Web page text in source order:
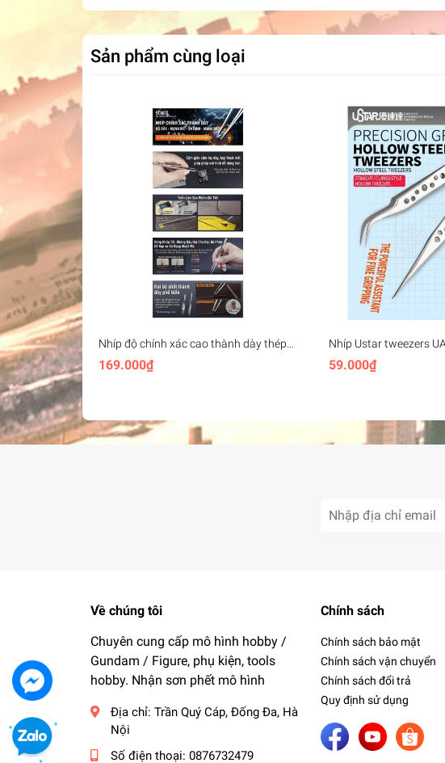
Sản phẩm cùng loại
Nhíp độ chính xác cao thành dày thép
không gỉ Stedi Thick-walled Strong
Precision Tweezers
169.000₫
Nhíp Ustar tweezers
tĩnh điện, độ chính xác
High Precision
59.000₫
Về chúng tôi
Chuyên cung cấp mô hình hobby /
Gundam / Figure, phụ kiện, tools
hobby. Nhận sơn phết mô hình
Địa chỉ: Trần Quý Cáp, Đống Đa, Hà
Nội
Số điện thoại: 0876732479
Chính sách
Chính sách bảo mật
Chính sách vận chuyển
Chính sách đổi trả
Quy định sử dụng